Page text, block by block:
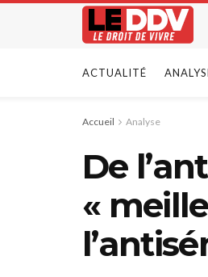
ACTUALITÉ
Accueil Analyse
De
«